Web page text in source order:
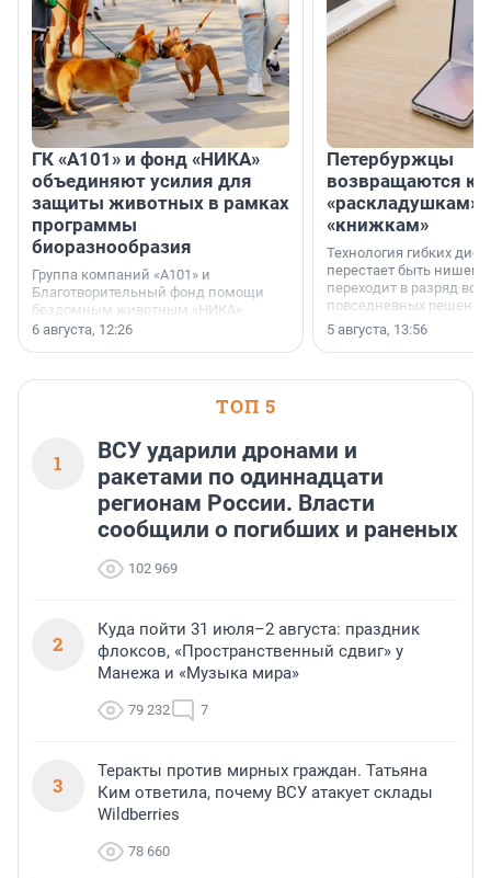
ГК «А101» и фонд «НИКА»
объединяют усилия для
защиты животных в рамках
программы
биоразнообразия
Группа компаний «А101» и
Благотворительный фонд помощи
бездомным животным «НИКА»
заключили соглашение о
6 августа, 12:26
Петербуржцы
возвращаются к
«раскладушкам»
«книжкам»
Технология гибких
перестает быть
переходит в разряд
повседневных
5 августа, 13:56
ТОП 5
1
ВСУ ударили дронами и
ракетами по одиннадцати
регионам России. Власти
сообщили о погибших и раненых
102 969
2
Куда пойти 31 июля–2 августа: праздник
флоксов, «Пространственный сдвиг» у
Манежа и «Музыка мира»
79 232 7
3
Теракты против мирных граждан. Татьяна
Ким ответила, почему ВСУ атакует склады
Wildberries
78 660